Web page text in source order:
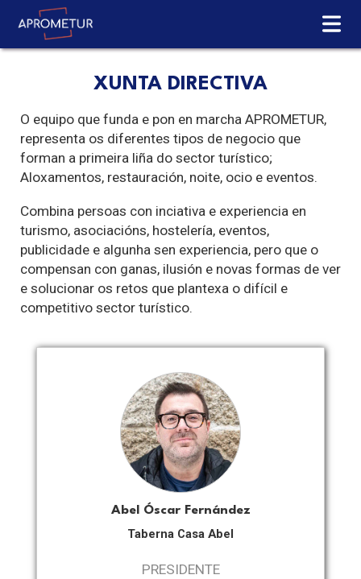
XUNTA DIRECTIVA
O equipo que funda e pon en marcha APROMETUR,
representa os diferentes tipos de negocio que
forman a primeira liña do sector turístico;
Aloxamentos, restauración, noite, ocio e eventos.
Combina persoas con inciativa e experiencia en
turismo, asociacións, hostelería, eventos,
publicidade e algunha sen experiencia, pero que o
compensan con ganas, ilusión e novas formas de ver
e solucionar os retos que plantexa o difícil e
competitivo sector turístico.
Abel Óscar Fernández
Taberna Casa Abel
PRESIDENTE